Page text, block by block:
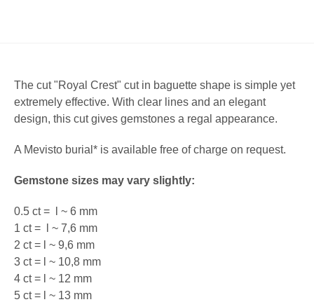
The cut "Royal Crest" cut in baguette shape is simple yet
extremely effective. With clear lines and an elegant
design, this cut gives gemstones a regal appearance.
A Mevisto burial* is available free of charge on request.
Gemstone sizes may vary slightly:
0.5 ct =
l ~ 6 mm
1 ct =
l ~ 7,6 mm
2 ct = l ~ 9,6 mm
3 ct = l ~ 10,8 mm
4 ct = l ~ 12 mm
5 ct = l ~ 13 mm